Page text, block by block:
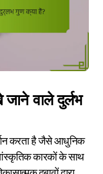
जाने वाले दुर्लभ
करता है जैसे आधुनिक
कारकों के साथ